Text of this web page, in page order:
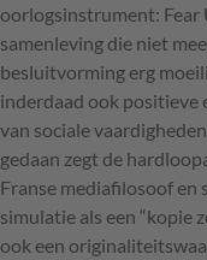
oorlogsinstrument:
samenleving die niet
besluitvorming erg
inderdaad ook positieve
van sociale
gedaan zegt de
Franse mediafilosoof en
simulatie als een “kopie
ook een